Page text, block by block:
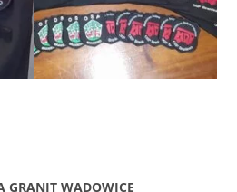
GRANIT WADOWICE